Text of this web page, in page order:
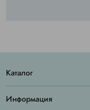
Каталог
Информация